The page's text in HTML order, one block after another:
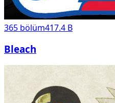
365 bölüm417.4 B
Bleach